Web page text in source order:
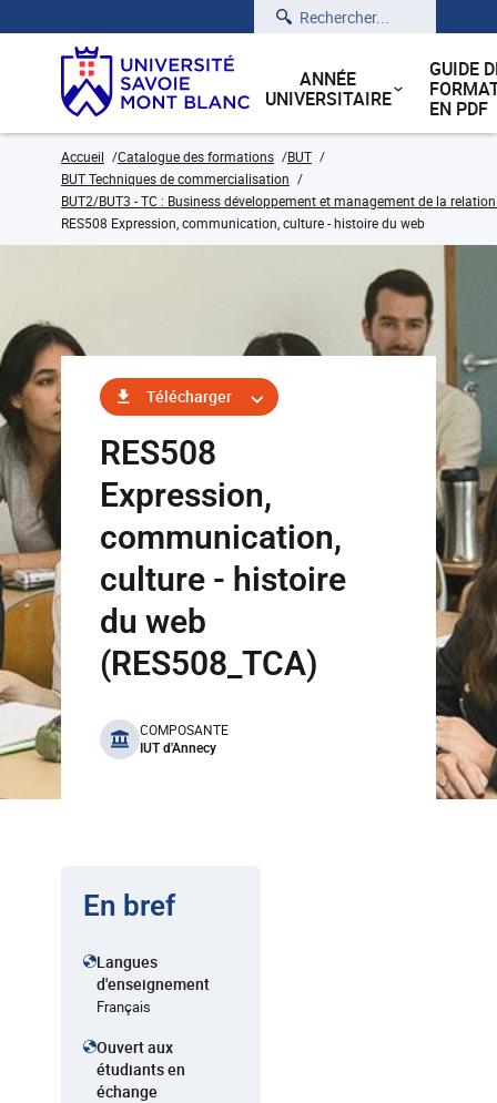
Rechercher
ANNÉE
UNIVERSITAIRE
GUIDE
EN PDF
Accueil Catalogue des formations
BUT
BUT Techniques de commercialisation
BUT2/BUT3 - TC : Business développement et management de la
RES508 Expression, communication, culture - histoire du web
Télécharger
RES508
Expression,
communication,
culture - histoire
du web
(RES508_TCA)
benefits
COMPOSANTE
IUT d'Annecy
En bref
Langues
d'enseignement
Français
Ouvert aux
étudiants en
échange